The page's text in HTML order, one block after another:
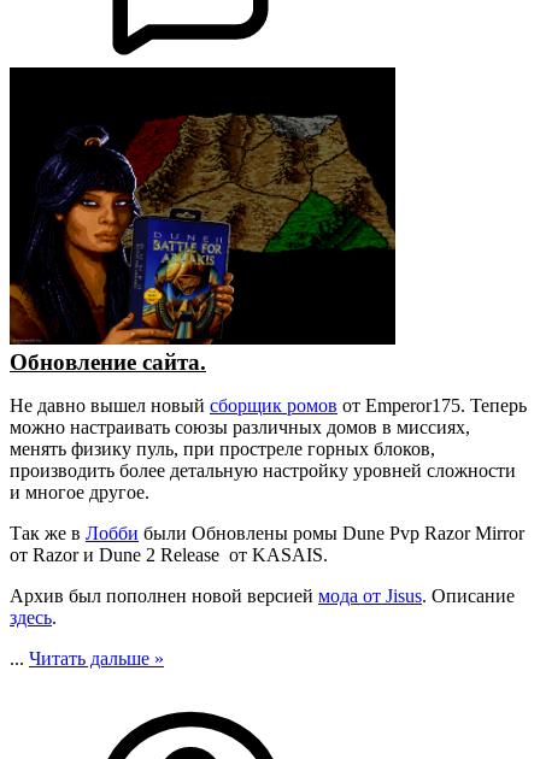
Обновление сайта.
Не давно вышел новый сборщик ромов от Emperor175. Теперь
можно настраивать союзы различных домов в миссиях,
менять физику пуль, при простреле горных блоков,
производить более детальную настройку уровней сложности
и многое другое.
Так же в Лобби были Обновлены ромы Dune Pvp Razor Mirror
от Razor и Dune 2 Release от KASAIS.
Архив был пополнен новой версией мода от Jisus. Описание
здесь.
... Читать дальше »